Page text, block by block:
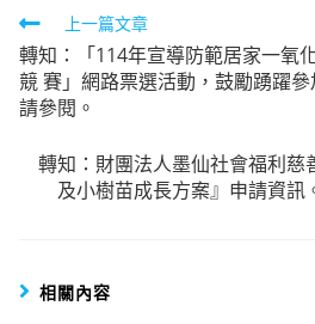
Read
more
articles
上一篇文章
轉知：「114年宣導防範居家一氧
競 賽」網路票選活動，鼓勵踴躍
請參閱。
轉知：財團法人墨仙社會福利慈
及小樹苗成長方案』申請資訊
相關內容